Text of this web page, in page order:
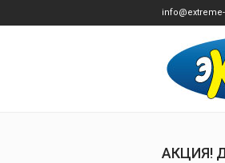
АКЦИЯ!